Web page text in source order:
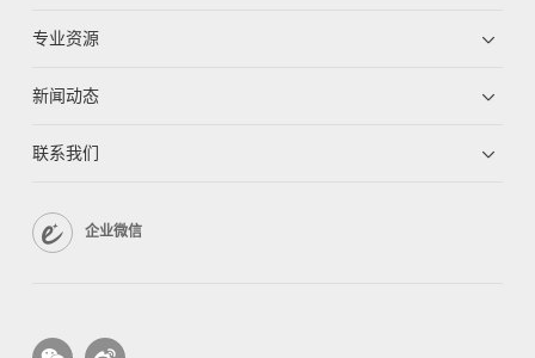
专业资源
新闻动态
联系我们
企业微信